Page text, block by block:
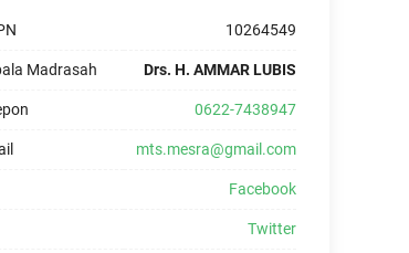
10264549
Madrasah Drs. H. AMMAR LUBIS
0622-7438947
mts.mesra@gmail.com
Facebook
Twitter